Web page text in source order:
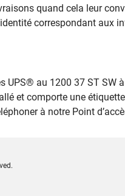
quand cela leur
correspondant aux
UPS® au 1200 37 ST
et comporte une
à notre Point